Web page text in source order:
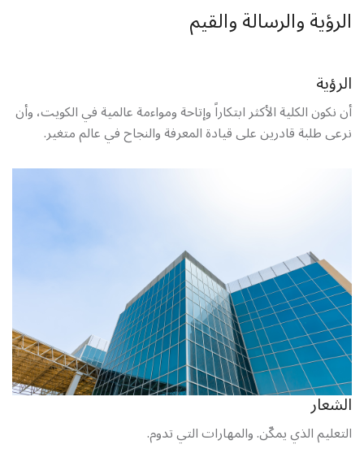
الرؤية والرسالة والقيم
الرؤية
أن نكون الكلية الأكثر ابتكاراً وإتاحة ومواءمة عالمية في الكويت، وأن
نرعى طلبة قادرين على قيادة المعرفة والنجاح في عالم متغير.
الشعار
التعليم الذي يمكّن. والمهارات التي تدوم.